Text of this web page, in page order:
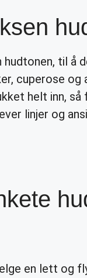
til å
cuperose og
helt inn,
linjer og
en lett og